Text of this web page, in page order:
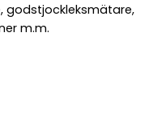
godstjockleksmätare,
m.m.